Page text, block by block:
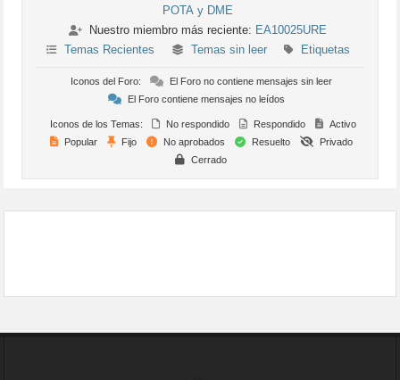
POTA y DME
Nuestro miembro más reciente: EA10025URE
Temas Recientes
Temas sin leer Etiquetas
Iconos del Foro:
El Foro no contiene mensajes sin leer
El Foro contiene mensajes no leídos
Iconos de los Temas: No respondido Respondido
Activo
Popular
Fijo No aprobados Resuelto
Privado
Cerrado